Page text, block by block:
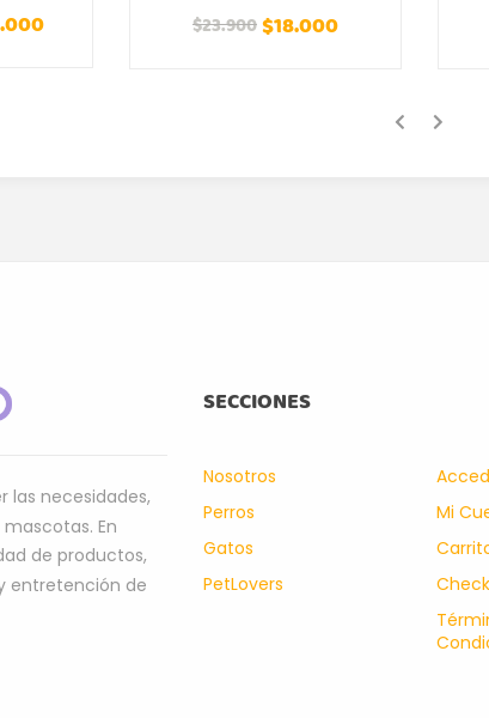
$23.900$18.000
las necesidades,
En
de productos,
entretención de
SECCIONES
Nosotros
Perros
Gatos
PetLovers
Mi